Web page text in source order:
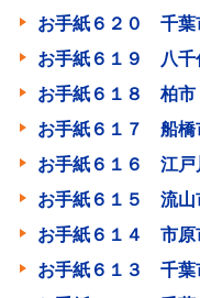
お手紙６２０ 千葉
お手紙６１９ 八千
お手紙６１８ 柏市
お手紙６１７ 船橋
お手紙６１６ 江戸
お手紙６１５ 流山
お手紙６１４ 市原
お手紙６１３ 千葉